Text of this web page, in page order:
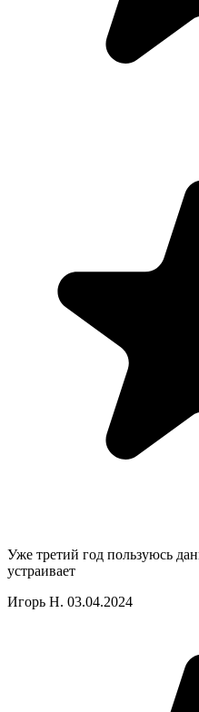
Уже третий год пользуюсь
устраивает
Игорь Н. 03.04.2024